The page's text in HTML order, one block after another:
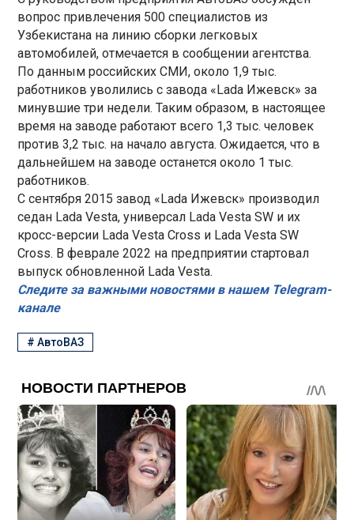
вопрос привлечения 500 специалистов из
Узбекистана на линию сборки легковых
автомобилей, отмечается в сообщении агентства.
По данным российских СМИ, около 1,9 тыс.
работников уволились с завода «Lada Ижевск» за
минувшие три недели. Таким образом, в настоящее
время на заводе работают всего 1,3 тыс. человек
против 3,2 тыс. на начало августа. Ожидается, что в
дальнейшем на заводе останется около 1 тыс.
работников.
С сентября 2015 завод «Lada Ижевск» производил
седан Lada Vesta, универсал Lada Vesta SW и их
кросс-версии Lada Vesta Cross и Lada Vesta SW
Cross. В феврале 2022 на предприятии стартовал
выпуск обновленной Lada Vesta.
Следите за важными новостями в нашем Telegram-
канале
#АвтоВАЗ